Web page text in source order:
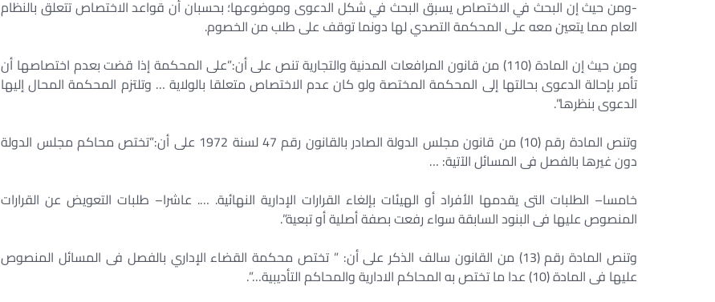
-ومن حيث إن البحث في الاختصاص يسبق البحث في شكل الدعوى وموضوعها؛ بحسبان أن قواعد الاختصاص تتعلق بالنظام
العام مما يتعين معه على المحكمة التصدي لها دونما توقف على طلب من الخصوم.
ومن حيث إن المادة (110) من قانون المرافعات المدنية والتجارية تنص على أن:”على المحكمة إذا قضت بعدم اختصاصها أن
تأمر بإحالة الدعوى بحالتها إلى المحكمة المختصة ولو كان عدم الاختصاص متعلقا بالولاية … وتلتزم المحكمة المحال إليها
الدعوى بنظرها”.
وتنص المادة رقم (10) من قانون مجلس الدولة الصادر بالقانون رقم 47 لسنة 1972 على أن:”تختص محاكم مجلس الدولة
دون غيرها بالفصل فى المسائل الآتية: …
خامسا– الطلبات التى يقدمها الأفراد أو الهيئات بإلغاء القرارات الإدارية النهائية. …. عاشرا– طلبات التعويض عن القرارات
المنصوص عليها فى البنود السابقة سواء رفعت بصفة أصلية أو تبعية”.
وتنص المادة رقم (13) من القانون سالف الذكر على أن: ” تختص محكمة القضاء الإداري بالفصل فى المسائل المنصوص
عليها فى المادة (10) عدا ما تختص به المحاكم الادارية والمحاكم التأديبية…”.